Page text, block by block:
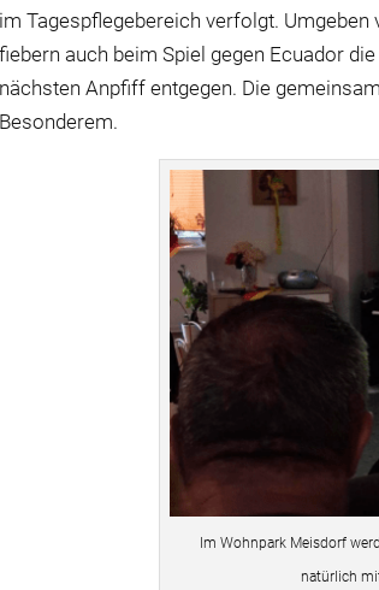
im Tagespflegebereich verfolgt.
fiebern auch beim Spiel gegen Ecuador
nächsten Anpfiff entgegen. Die
Besonderem.
Im Wohnpark Meisdorf
natürlich